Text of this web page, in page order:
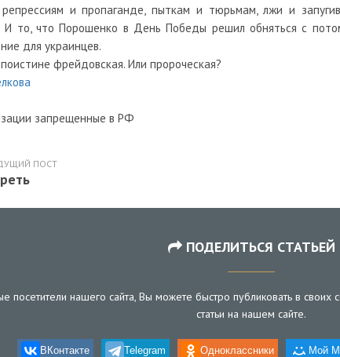
и пропаганде, пыткам и тюрьмам, лжи и
И то, что Порошенко в День Победы решил обняться с
для украинцев.
фрейдовская. Или пророческая?
запрещенные в РФ
ПОСТ
ПОДЕЛИТЬСЯ СТАТЬЕЙ
посетители нашего сайта, Вы можете быстро публиковать в своих
статьи на нашем сайте.
ВКонтакте Telegram Одноклассники Мой